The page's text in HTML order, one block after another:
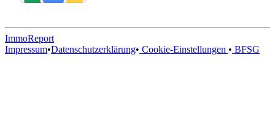
ImmoReport
Impressum•Datenschutzerklärung• Cookie-Einstellungen • BFSG